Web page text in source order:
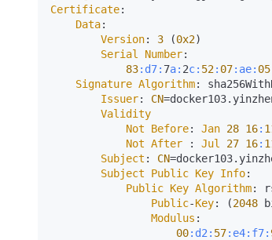
Certificate:
Data:
Version: 3 (0x2)
Serial
Number:
83:d7: 7a: 2c: 52: 07:ae: 05
Signature Algorithm:
Issuer: CN
Validity
Not
Before: Jan 28 16:
Not After : Jul 27 16:
Subject : CN
Subject
Public Key Info:
Public Key Algorithm:
Public-Key: (2048
Modulus :
00:d2 : 57:e4:f7: